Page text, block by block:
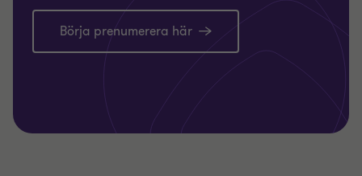
Börja prenumerera här